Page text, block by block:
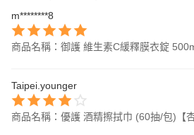
m********8
商品名稱：御護 維生素C緩釋膜衣錠
Taipei.younger
商品名稱：優護 酒精擦拭巾 (60抽/包)【杏